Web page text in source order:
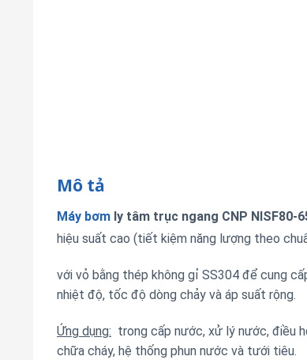
Mô tả
Máy bơm ly tâm trục ngang CNP NISF80-
hiệu suất cao (tiết kiệm năng lượng theo
với vỏ bằng thép không gỉ SS304 để cung
nhiệt độ, tốc độ dòng chảy và áp suất rộng.
Ứng dụng: trong cấp nước, xử lý nước, điều
chữa cháy, hệ thống phun nước và tưới tiêu.